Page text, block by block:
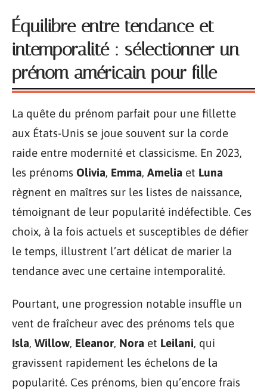
Équilibre entre tendance et
intemporalité : sélectionner un
prénom américain pour fille
La quête du prénom parfait pour une fillette
aux États-Unis se joue souvent sur la corde
raide entre modernité et classicisme. En 2023,
les prénoms Olivia, Emma, Amelia et Luna
règnent en maîtres sur les listes de naissance,
témoignant de leur popularité indéfectible. Ces
choix, à la fois actuels et susceptibles de défier
le temps, illustrent l’art délicat de marier la
tendance avec une certaine intemporalité.
Pourtant, une progression notable insuffle un
vent de fraîcheur avec des prénoms tels que
Isla, Willow, Eleanor, Nora et Leilani, qui
gravissent rapidement les échelons de la
popularité. Ces prénoms, bien qu’encore frais